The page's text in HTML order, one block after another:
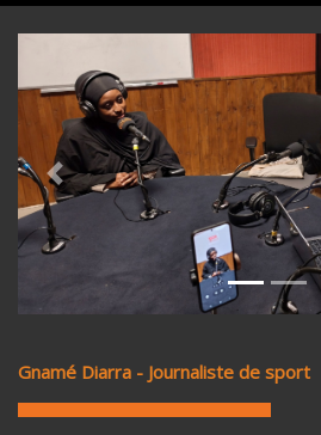
Previous
Gnamé Diarra - Journaliste de sport